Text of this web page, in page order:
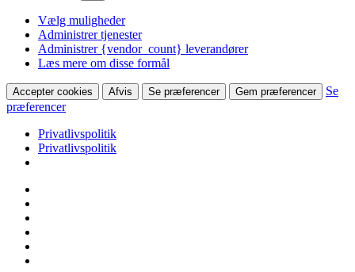
Vælg muligheder
Administrer tjenester
Administrer {vendor_count} leverandører
Læs mere om disse formål
Accepter cookies Afvis Se præferencer Gem præferencer
Se
præferencer
Privatlivspolitik
Privatlivspolitik
Skip
main
content